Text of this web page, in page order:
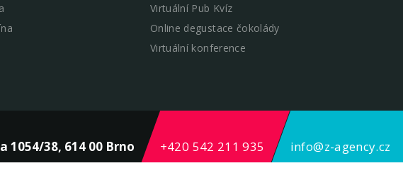
Virtuální Pub Kvíz
Online degustace čokolády
Virtuální konference
1054/38, 614 00 Brno +420 542 211 935 info@z-agency.cz